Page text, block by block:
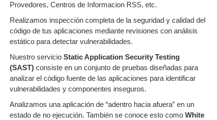
Provedores, Centros de Informacion RSS, etc.
Realizamos inspección completa de la seguridad y calidad del
código de tus aplicaciones mediante revisiones con análisis
estático para detectar vulnerabilidades.
Nuestro servicio Static Application Security Testing
(SAST) consiste en un conjunto de pruebas diseñadas para
analizar el código fuente de las aplicaciones para identificar
vulnerabilidades y componentes inseguros.
Analizamos una aplicación de “adentro hacia afuera” en un
estado de no ejecución. También se conoce esto como White